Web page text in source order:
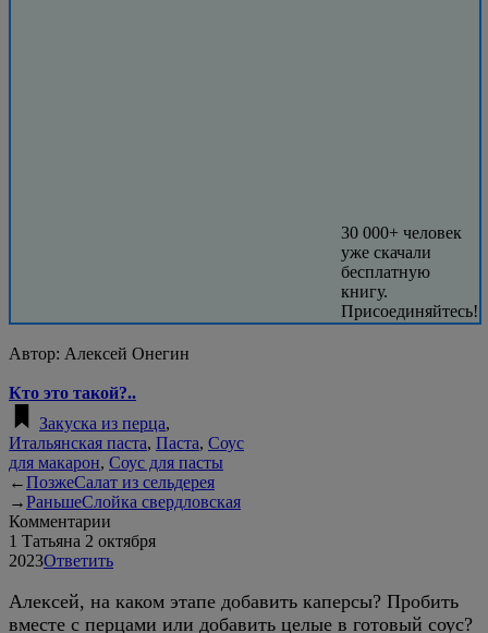
30 000+ человек
уже скачали
бесплатную
книгу.
Присоединяйтесь!
Автор: Алексей Онегин
Кто это такой?..
Закуска из перца,
Итальянская паста, Паста, Соус
для макарон, Соус для пасты
←ПозжеСалат из сельдерея
→РаньшеСлойка свердловская
Комментарии
1 Татьяна 2 октября
2023Ответить
Алексей, на каком этапе добавить каперсы? Пробить
вместе с перцами или добавить целые в готовый соус?